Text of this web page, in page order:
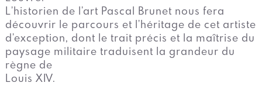
L’historien de l’art Pascal Brunet nous fera
découvrir le parcours et l’héritage de cet artiste
d’exception, dont le trait précis et la maîtrise du
paysage militaire traduisent la grandeur du
règne de
Louis XIV.